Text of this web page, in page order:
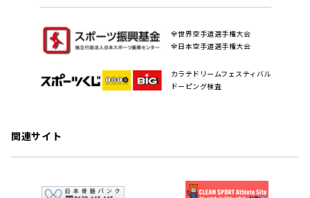
全世界空手道選手権大会
全日本空手道選手権大会
カラテドリームフェスティバル
ドーピング検査
関連サイト